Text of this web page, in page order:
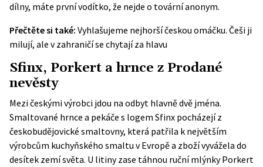
dílny, máte první vodítko, že nejde o tovární anonym.
Přečtěte si také: Vyhlašujeme nejhorší českou omáčku. Češi ji
milují, ale v zahraničí se chytají za hlavu
Sfinx, Porkert a hrnce z Prodané
nevěsty
Mezi českými výrobci jdou na odbyt hlavně dvě jména.
Smaltované hrnce a pekáče s logem Sfinx pocházejí z
českobudějovické smaltovny, která patřila k největším
výrobcům kuchyňského smaltu v Evropě a zboží vyvážela do
desítek zemí světa. U litiny zase táhnou ruční mlýnky Porkert